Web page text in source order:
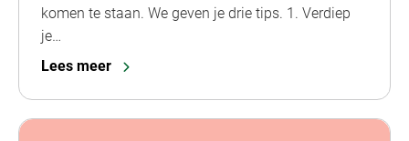
komen te staan. We geven je drie tips. 1. Verdiep
je…
Lees meer